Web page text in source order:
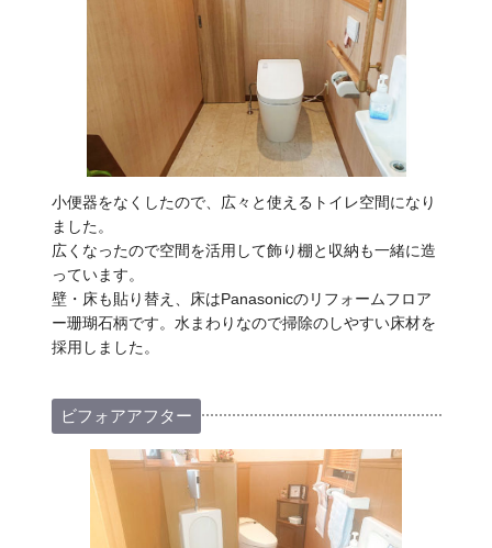
小便器をなくしたので、広々と使えるトイレ空間になり
ました。
広くなったので空間を活用して飾り棚と収納も一緒に造
っています。
壁・床も貼り替え、床はPanasonicのリフォームフロア
ー珊瑚石柄です。水まわりなので掃除のしやすい床材を
採用しました。
ビフォアアフター